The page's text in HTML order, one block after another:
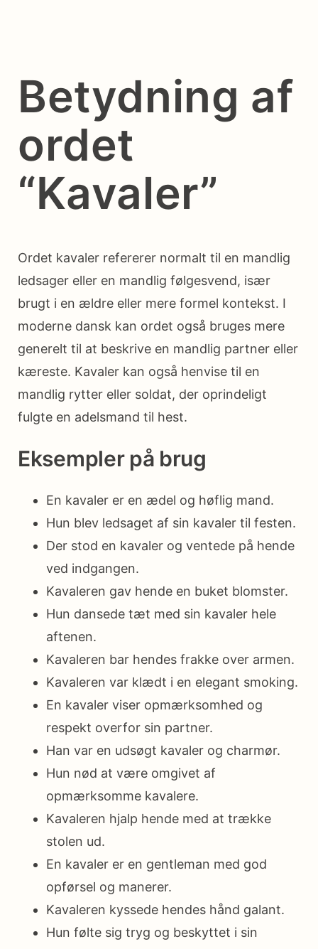
Betydning af
ordet
“Kavaler”
Ordet kavaler refererer normalt til en mandlig
ledsager eller en mandlig følgesvend, især
brugt i en ældre eller mere formel kontekst. I
moderne dansk kan ordet også bruges mere
generelt til at beskrive en mandlig partner eller
kæreste. Kavaler kan også henvise til en
mandlig rytter eller soldat, der oprindeligt
fulgte en adelsmand til hest.
Eksempler på brug
En kavaler er en ædel og høflig mand.
Hun blev ledsaget af sin kavaler til festen.
Der stod en kavaler og ventede på hende
ved indgangen.
Kavaleren gav hende en buket blomster.
Hun dansede tæt med sin kavaler hele
aftenen.
Kavaleren bar hendes frakke over armen.
Kavaleren var klædt i en elegant smoking.
En kavaler viser opmærksomhed og
respekt overfor sin partner.
Han var en udsøgt kavaler og charmør.
Hun nød at være omgivet af
opmærksomme kavalere.
Kavaleren hjalp hende med at trække
stolen ud.
En kavaler er en gentleman med god
opførsel og manerer.
Kavaleren kyssede hendes hånd galant.
Hun følte sig tryg og beskyttet i sin